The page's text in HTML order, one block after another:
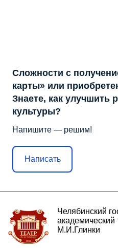
Сложности с
карты» или
Знаете, как улучшить
культуры?
Напишите — решим!
Написать
Челябинский
академический
М.И.Глинки